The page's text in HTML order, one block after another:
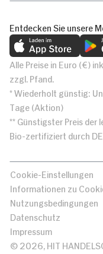
Entdecken Sie unsere
Alle Preise in Euro (€)
zzgl. Pfand.
* Wiederholt günstig:
Tage (Aktion)
** Günstigster Preis der
Bio-zertifiziert durch
Cookie-Einstellungen
Informationen zu
Nutzungsbedingungen
Datenschutz
Impressum
© 2026, HIT